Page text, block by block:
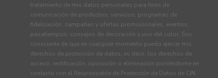
tratamiento de mis datos personales para fines de
comunicación de productos, servicios, programas de
fidelización, campañas y ofertas promocionales, eventos,
pasatiempos, consejos de decoración y uso del color. Soy
consciente de que en cualquier momento puedo ejercer mis
derechos de protección de datos, es decir, los derechos de
acceso, rectificación, oposición o eliminación poniéndome en
contacto con el Responsable de Protección de Datos de CIN